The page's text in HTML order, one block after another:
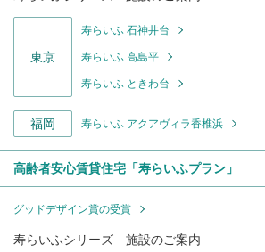
東京
寿らいふ 石神井台
寿らいふ 高島平
寿らいふ ときわ台
福岡 寿らいふ アクアヴィラ香椎浜
高齢者安心賃貸住宅「寿らいふプラン」
グッドデザイン賞の受賞
寿らいふシリーズ 施設のご案内